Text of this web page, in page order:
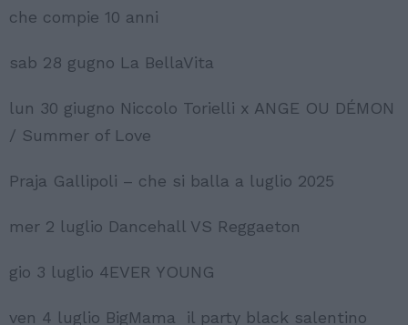
che compie 10 anni
sab 28 gugno La BellaVita
lun 30 giugno Niccolo Torielli x ANGE OU DÉMON
/ Summer of Love
Praja Gallipoli – che si balla a luglio 2025
mer 2 luglio Dancehall VS Reggaeton
gio 3 luglio 4EVER YOUNG
ven 4 luglio BigMama il party black salentino